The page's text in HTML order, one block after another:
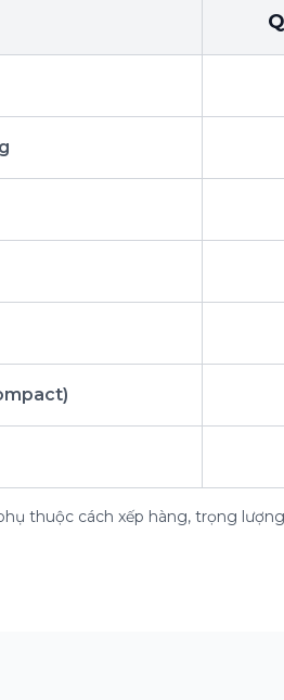
thuộc cách xếp hàng, trọng